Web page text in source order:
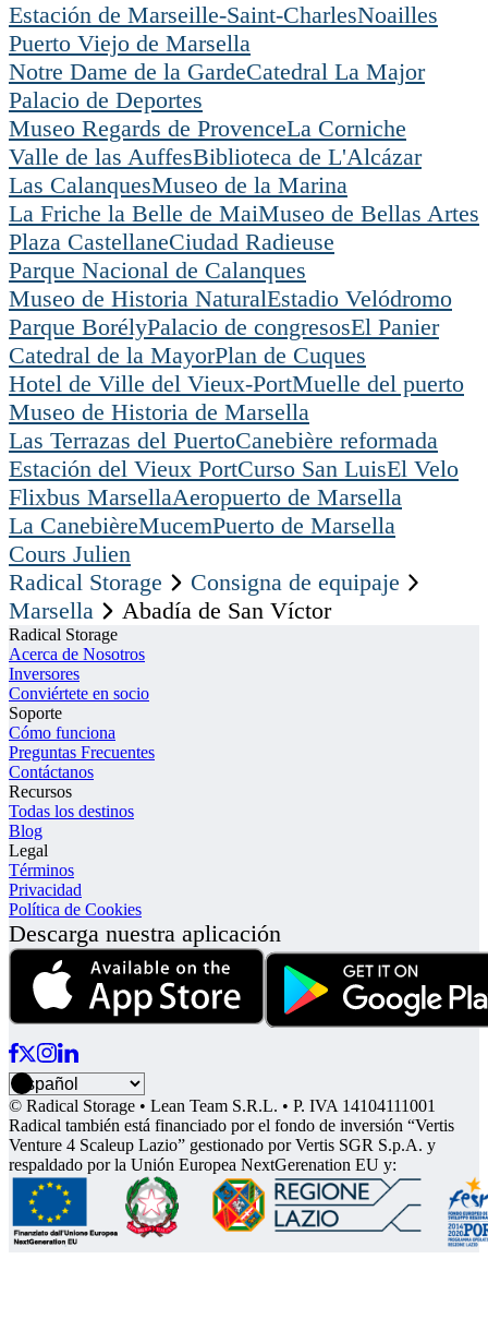
Estación de Marseille-Saint-CharlesNoailles
Puerto Viejo de Marsella
Notre Dame de la GardeCatedral La Major
Palacio de Deportes
Museo Regards de ProvenceLa Corniche
Valle de las AuffesBiblioteca de L'Alcázar
Las CalanquesMuseo de la Marina
La Friche la Belle de MaiMuseo de Bellas Artes
Plaza CastellaneCiudad Radieuse
Parque Nacional de Calanques
Museo de Historia NaturalEstadio Velódromo
Parque BorélyPalacio de congresosEl Panier
Catedral de la MayorPlan de Cuques
Hotel de Ville del Vieux-PortMuelle del puerto
Museo de Historia de Marsella
Las Terrazas del PuertoCanebière reformada
Estación del Vieux PortCurso San LuisEl Velo
Flixbus MarsellaAeropuerto de Marsella
La CanebièreMucemPuerto de Marsella
Cours Julien
Radical Storage
Consigna de equipaje
Marsella
Abadía de San Víctor
Radical Storage
Acerca de Nosotros
Inversores
Conviértete en socio
Soporte
Cómo funciona
Preguntas Frecuentes
Contáctanos
Recursos
Todas los destinos
Blog
Legal
Términos
Privacidad
Política de Cookies
Descarga nuestra aplicación
© Radical Storage • Lean Team S.R.L. • P. IVA 14104111001
Radical también está financiado por el fondo de inversión “Vertis
Venture 4 Scaleup Lazio” gestionado por Vertis SGR S.p.A. y
respaldado por la Unión Europea NextGerenation EU y: